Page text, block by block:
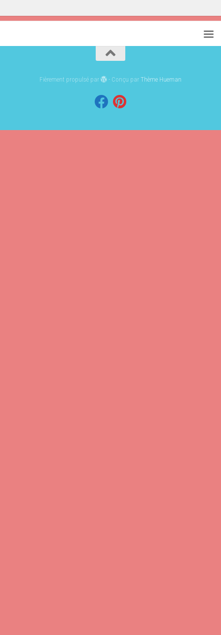
Fièrement propulsé par - Conçu parThème Hueman